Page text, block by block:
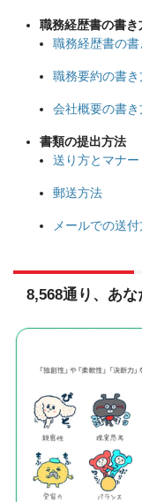
職務経歴書の書き
職務経歴書の
職務要約の書き
会社概要の書き
書類の提出方法
送り方とマナー
郵送方法
メールでの送
8,568通り、あな